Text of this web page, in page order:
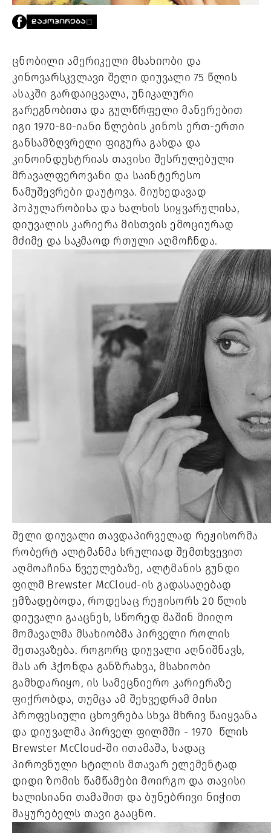
PROJECTS
TV
SHOP
ᲒᲐᲛᲝᲒᲕᲧᲔᲕᲘ
ᲙᲝᲜᲢᲐᲥᲢᲘ
INFO@HAMMOCKMAGAZINE.GE
ᲩᲕᲔᲜ
ᲨᲔᲡᲐᲮᲔᲑ
STUDIO
ᲓᲐᲙᲝᲞᲘᲠᲔᲑᲐ
ცნობილი ამერიკელი მსახიობი და
კინოვარსკვლავი შელი დიუვალი 75 წლის
ასაკში გარდაიცვალა, უნიკალური
გარეგნობითა და გულწრფელი მანერებით
იგი 1970-80-იანი წლების კინოს ერთ-ერთი
განსამზღვრელი ფიგურა გახდა და
კინოინდუსტრიას თავისი შესრულებული
მრავალფეროვანი და საინტერესო
ნამუშევრები დაუტოვა. მიუხედავად
პოპულარობისა და ხალხის სიყვარულისა,
დიუვალის კარიერა მისთვის ემოციურად
მძიმე და საკმაოდ რთული აღმოჩნდა.
შელი დიუვალი თავდაპირველად რეჟისორმა
რობერტ ალტმანმა სრულიად შემთხვევით
აღმოაჩინა წვეულებაზე, ალტმანის გუნდი
ფილმ Brewster McCloud-ის გადასაღებად
ემზადებოდა, როდესაც რეჟისორს 20 წლის
დიუვალი გააცნეს, სწორედ მაშინ მიიღო
მომავალმა მსახიობმა პირველი როლის
შეთავაზება. როგორც დიუვალი აღნიშნავს,
მას არ ჰქონდა განზრახვა, მსახიობი
გამხდარიყო, ის სამეცნიერო კარიერაზე
ფიქრობდა, თუმცა ამ შეხვედრამ მისი
პროფესიული ცხოვრება სხვა მხრივ წაიყვანა
და დიუვალმა პირველ ფილმში - 1970 წლის
Brewster McCloud-ში ითამაშა, სადაც
პიროვნული სტილის მთავარ ელემენტად
დიდი ზომის წამწამები მოირგო და თავისი
ხალისიანი თამაშით და ბუნებრივი ნიჭით
მაყურებელს თავი გააცნო.